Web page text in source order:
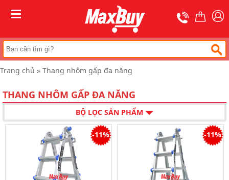
Trang
chủ
Thang
rút
Thang
Thang
bản
Trang chủ » Thang nhôm gấp đa năng
THANG NHÔM GẤP ĐA NĂNG
BỘ LỌC SẢN PHẨM
-11% -11%